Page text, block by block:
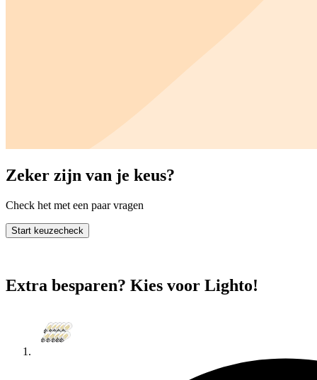
Zeker zijn van je keus?
Check het met een paar vragen
Start keuzecheck
Extra besparen? Kies voor Lighto!